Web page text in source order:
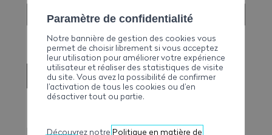
SENDEN
Die Abonnemente werden für die Dauer eines Jahres
Paramètre de confidentialité
Notre bannière de gestion des cookies vous
permet de choisir librement si vous acceptez
leur utilisation pour améliorer votre expérience
utilisateur et réaliser des statistiques de visite
du site. Vous avez la possibilité de confirmer
l’activation de tous les cookies ou d’en
désactiver tout ou partie.
Découvrez notre Politique en matière de